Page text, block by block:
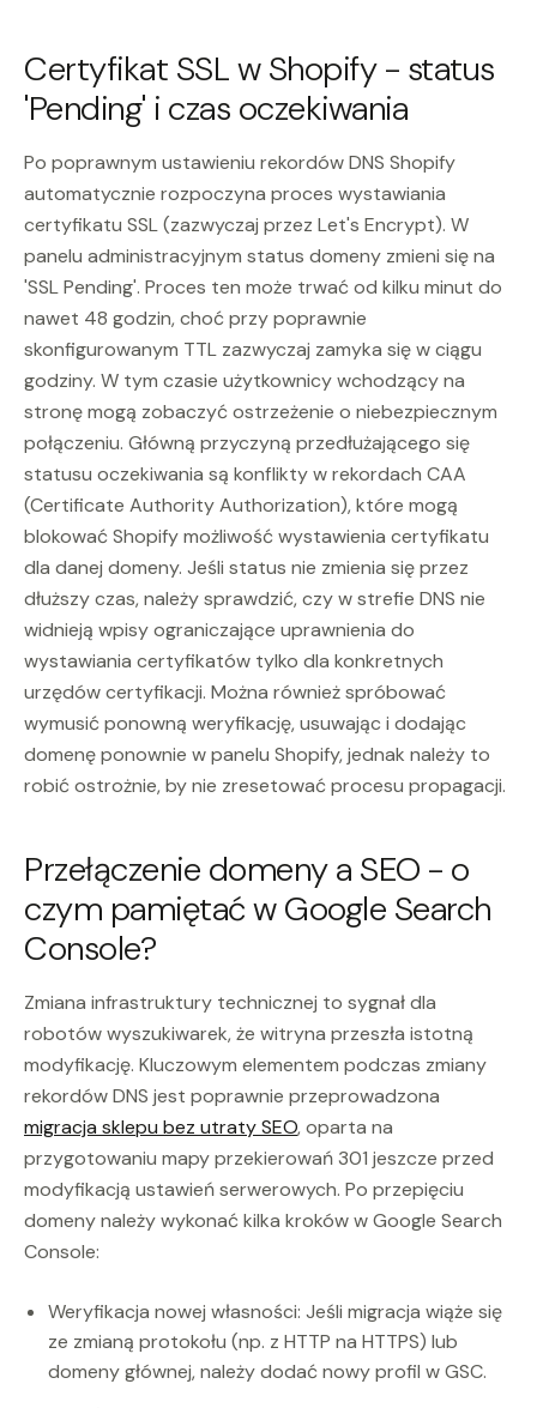
Certyfikat SSL w Shopify - status
'Pending' i czas oczekiwania
Po poprawnym ustawieniu rekordów DNS Shopify
automatycznie rozpoczyna proces wystawiania
certyfikatu SSL (zazwyczaj przez Let's Encrypt). W
panelu administracyjnym status domeny zmieni się na
'SSL Pending'. Proces ten może trwać od kilku minut do
nawet 48 godzin, choć przy poprawnie
skonfigurowanym TTL zazwyczaj zamyka się w ciągu
godziny. W tym czasie użytkownicy wchodzący na
stronę mogą zobaczyć ostrzeżenie o niebezpiecznym
połączeniu. Główną przyczyną przedłużającego się
statusu oczekiwania są konflikty w rekordach CAA
(Certificate Authority Authorization), które mogą
blokować Shopify możliwość wystawienia certyfikatu
dla danej domeny. Jeśli status nie zmienia się przez
dłuższy czas, należy sprawdzić, czy w strefie DNS nie
widnieją wpisy ograniczające uprawnienia do
wystawiania certyfikatów tylko dla konkretnych
urzędów certyfikacji. Można również spróbować
wymusić ponowną weryfikację, usuwając i dodając
domenę ponownie w panelu Shopify, jednak należy to
robić ostrożnie, by nie zresetować procesu propagacji.
Przełączenie domeny a SEO - o
czym pamiętać w Google Search
Console?
Zmiana infrastruktury technicznej to sygnał dla
robotów wyszukiwarek, że witryna przeszła istotną
modyfikację. Kluczowym elementem podczas zmiany
rekordów DNS jest poprawnie przeprowadzona
migracja sklepu bez utraty SEO, oparta na
przygotowaniu mapy przekierowań 301 jeszcze przed
modyfikacją ustawień serwerowych. Po przepięciu
domeny należy wykonać kilka kroków w Google Search
Console:
Weryfikacja nowej własności: Jeśli migracja wiąże się
ze zmianą protokołu (np. z HTTP na HTTPS) lub
domeny głównej, należy dodać nowy profil w GSC.